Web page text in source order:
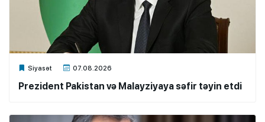
Siyasət 07.08.2026
Xalq.Online
Prezident Pakistan və Malayziyaya səfir təyin etdi